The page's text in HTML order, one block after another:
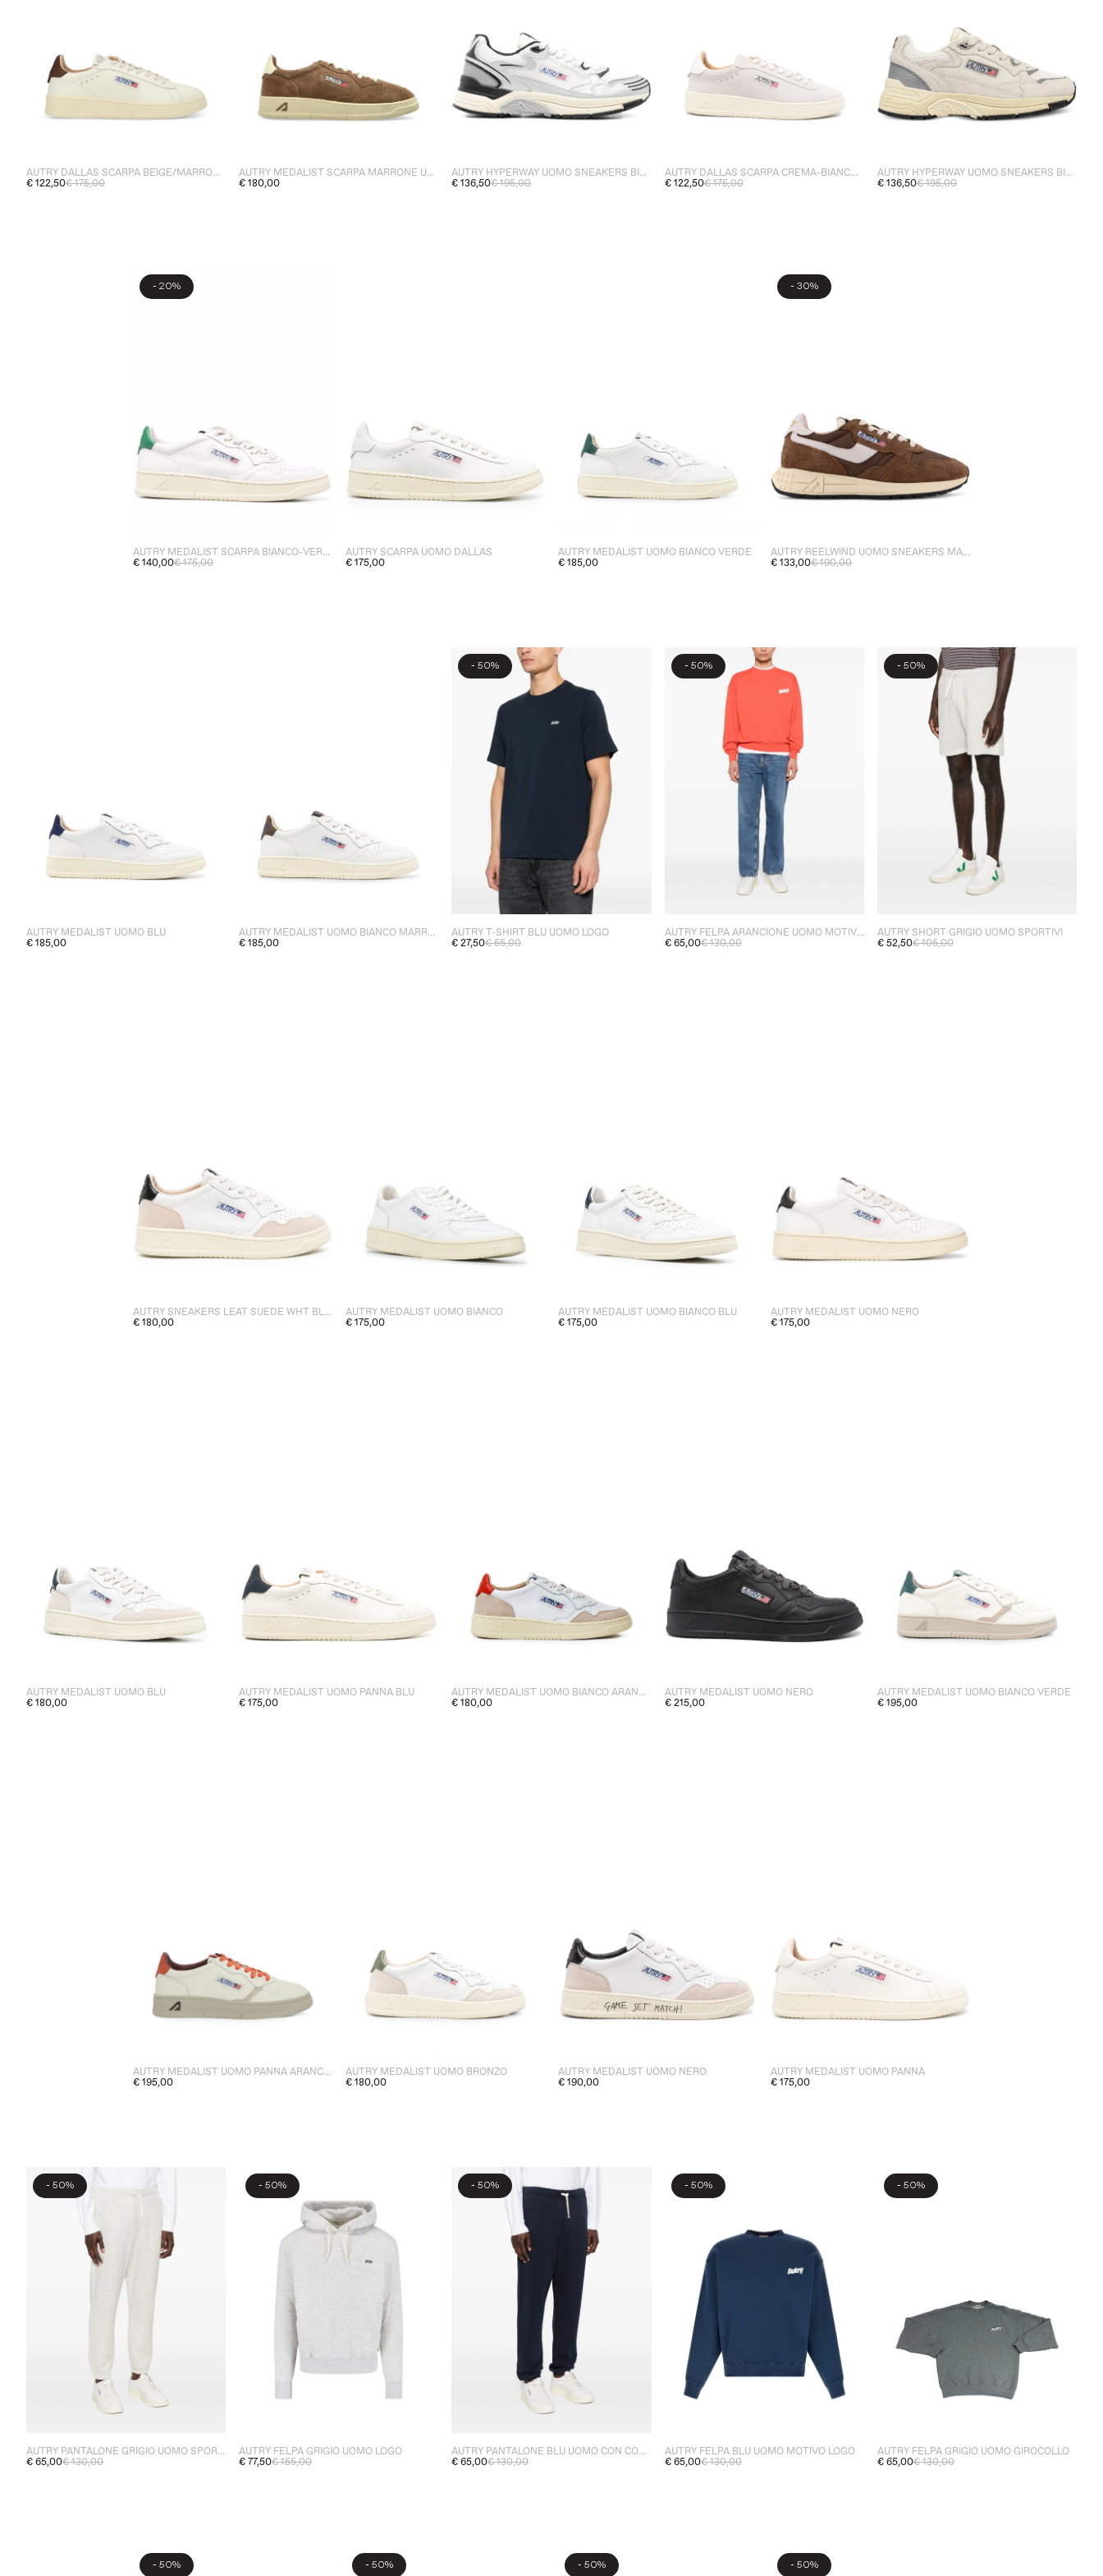
AUTRY DALLAS SCARPA BEIGE/MARRONE UOMO
€ 122,50€ 175,00
AUTRY MEDALIST SCARPA MARRONE UOMO
€ 180,00
AUTRY HYPERWAY UOMO SNEAKERS BIANCO/ARGENTO
€ 136,50€ 195,00
AUTRY DALLAS SCARPA CREMA-BIANCO UOMO
€ 122,50€ 175,00
AUTRY HYPERWAY UOMO SNEAKERS BIANCO/ARGENTO
€ 136,50€ 195,00
- 20%
AUTRY MEDALIST SCARPA BIANCO-VERDE UOMO
€ 140,00€ 175,00
AUTRY SCARPA UOMO DALLAS
€ 175,00
AUTRY MEDALIST UOMO BIANCO VERDE
€ 185,00
- 30%
AUTRY REELWIND UOMO SNEAKERS MARRONE/BIANCO
€ 133,00€ 190,00
AUTRY MEDALIST UOMO BLU
€ 185,00
AUTRY MEDALIST UOMO BIANCO MARRONE
€ 185,00
- 50%
AUTRY T-SHIRT BLU UOMO LOGO
€ 27,50€ 55,00
- 50%
AUTRY FELPA ARANCIONE UOMO MOTIVO LOGO
€ 65,00€ 130,00
- 50%
AUTRY SHORT GRIGIO UOMO SPORTIVI
€ 52,50€ 105,00
AUTRY SNEAKERS LEAT SUEDE WHT BLK UOMO
€ 180,00
AUTRY MEDALIST UOMO BIANCO
€ 175,00
AUTRY MEDALIST UOMO BIANCO BLU
€ 175,00
AUTRY MEDALIST UOMO NERO
€ 175,00
AUTRY MEDALIST UOMO BLU
€ 180,00
AUTRY MEDALIST UOMO PANNA BLU
€ 175,00
AUTRY MEDALIST UOMO BIANCO ARANCIO
€ 180,00
AUTRY MEDALIST UOMO NERO
€ 215,00
AUTRY MEDALIST UOMO BIANCO VERDE
€ 195,00
AUTRY MEDALIST UOMO PANNA ARANCIO
€ 195,00
AUTRY MEDALIST UOMO BRONZO
€ 180,00
AUTRY MEDALIST UOMO NERO
€ 190,00
AUTRY MEDALIST UOMO PANNA
€ 175,00
- 50%
AUTRY PANTALONE GRIGIO UOMO SPORTIVO
€ 65,00€ 130,00
- 50%
AUTRY FELPA GRIGIO UOMO LOGO
€ 77,50€ 155,00
- 50%
AUTRY PANTALONE BLU UOMO CON COULISSE
€ 65,00€ 130,00
- 50%
AUTRY FELPA BLU UOMO MOTIVO LOGO
€ 65,00€ 130,00
- 50%
AUTRY FELPA GRIGIO UOMO GIROCOLLO
€ 65,00€ 130,00
- 50% - 50% - 50% - 50%